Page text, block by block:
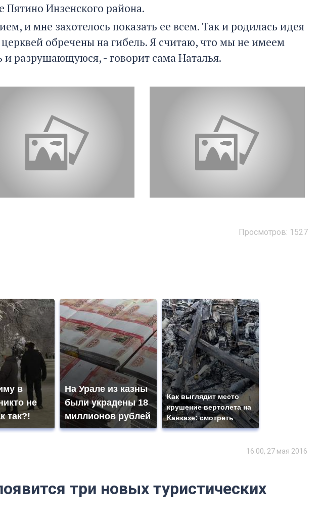
Пятино Инзенского района.
и мне захотелось показать ее всем. Так и родилась идея
обречены на гибель. Я считаю, что мы не имеем
и разрушающуюся, - говорит сама Наталья.
Просмотров: 1527
в
не
так?!
На Урале из казны
были украдены 18
миллионов рублей
Как выглядит место
крушение вертолета на
Кавказе: смотреть
16:00, 27 мая 2016
три новых туристических